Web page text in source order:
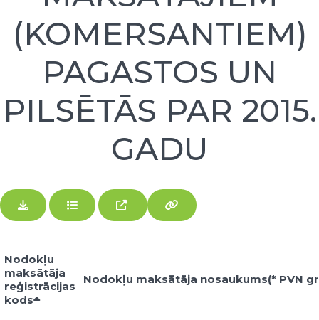
(KOMERSANTIEM)
PAGASTOS UN
PILSĒTĀS PAR 2015.
GADU
Nodokļu
maksātāja
reģistrācijas
kods
Nodokļu maksātāja nosaukums(* PVN